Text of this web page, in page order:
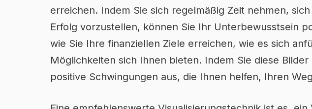
erreichen. Indem Sie sich regelmäßig Zeit nehmen,
Erfolg vorzustellen, können Sie Ihr Unterbewusstsein
wie Sie Ihre finanziellen Ziele erreichen, wie es sich
Möglichkeiten sich Ihnen bieten. Indem Sie diese
positive Schwingungen aus, die Ihnen helfen, Ihren